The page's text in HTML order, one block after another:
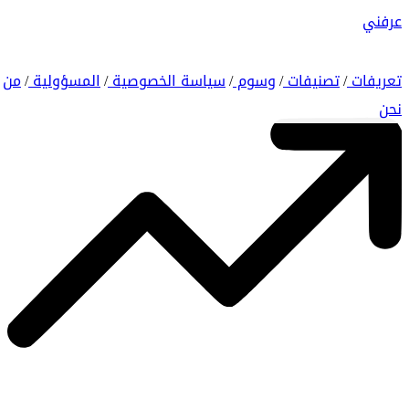
عرفني
تعريفات/ تصنيفات/ وسوم/ سياسة الخصوصية/ المسؤولية/ من
نحن